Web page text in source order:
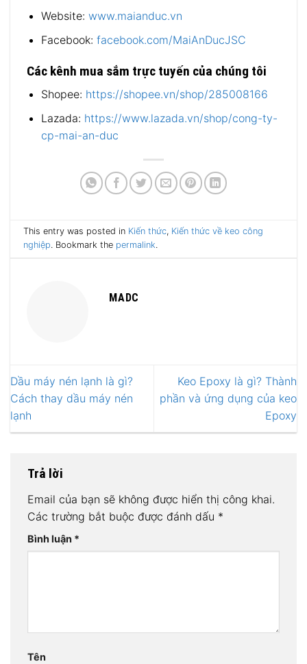
Website: www.maianduc.vn
Facebook: facebook.com/MaiAnDucJSC
Các kênh mua sắm trực tuyến của chúng tôi
Shopee: https://shopee.vn/shop/285008166
Lazada: https://www.lazada.vn/shop/cong-ty-
cp-mai-an-duc
This entry was posted in Kiến thức, Kiến thức về keo công
nghiệp. Bookmark the permalink.
MADC
Dầu máy nén lạnh là gì?
Cách thay dầu máy nén
lạnh
Keo Epoxy là gì? Thành
phần và ứng dụng của keo
Epoxy
Trả lời
Email của bạn sẽ không được hiển thị công khai.
Các trường bắt buộc được đánh dấu *
Bình luận *
Tên